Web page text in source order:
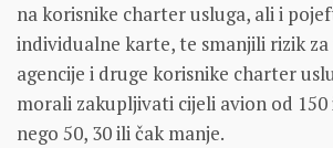
na korisnike charter usluga, ali i
individualne karte, te smanjili rizik
agencije i druge korisnike charter
morali zakupljivati cijeli avion od 150
nego 50, 30 ili čak manje.